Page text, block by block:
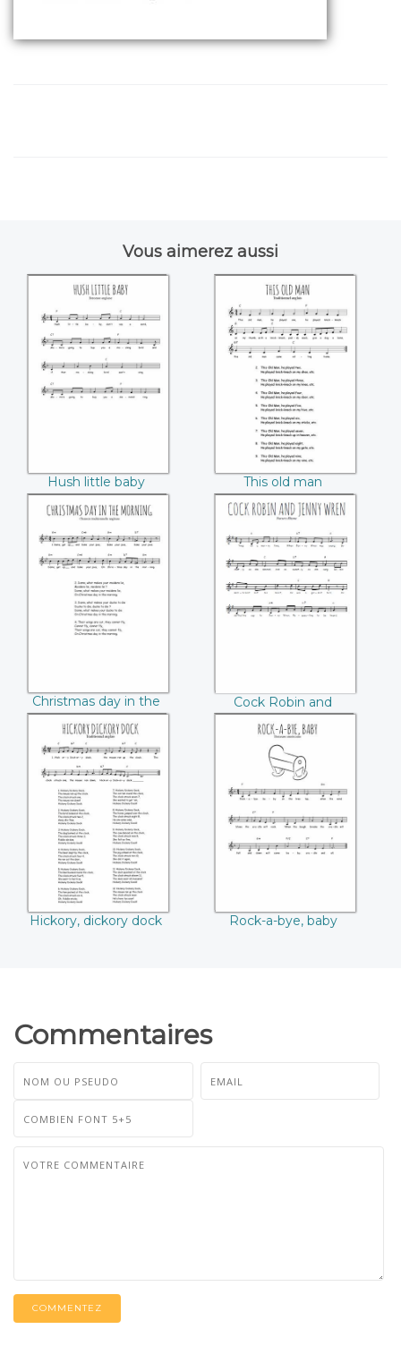
Vous aimerez aussi
Hush little baby
Hush little baby
This old man
This old man
Christmas day in
the morning
Christmas day in the
morning
Cock Robin and
Jenny Wren
Cock Robin and
Jenny Wren
Hickory, dickory
dock
Hickory, dickory dock
Rock-a-bye, baby
Rock-a-bye, baby
Commentaires
COMMENTEZ